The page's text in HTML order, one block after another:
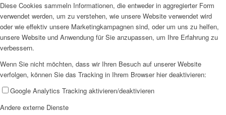
PKD
Diese Cookies sammeln Informationen, die entweder in aggregierter Form
verwendet werden, um zu verstehen, wie unsere Website verwendet wird
oder wie effektiv unsere Marketingkampagnen sind, oder um uns zu helfen,
unsere Website und Anwendung für Sie anzupassen, um Ihre Erfahrung zu
verbessern.
Wenn Sie nicht möchten, dass wir Ihren Besuch auf unserer Website
verfolgen, können Sie das Tracking in Ihrem Browser hier deaktivieren:
Google Analytics Tracking aktivieren/deaktivieren
Andere externe Dienste